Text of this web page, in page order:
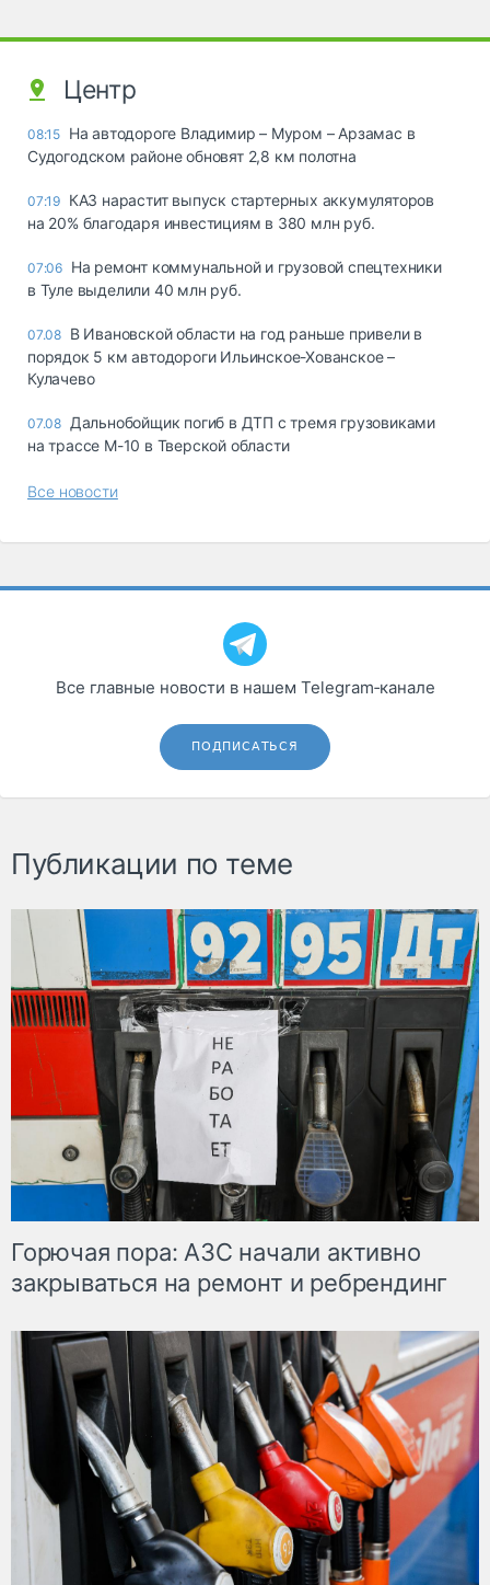
Центр
08:15 На автодороге Владимир – Муром – Арзамас в
Судогодском районе обновят 2,8 км полотна
07:19 КАЗ нарастит выпуск стартерных аккумуляторов
на 20% благодаря инвестициям в 380 млн руб.
07:06 На ремонт коммунальной и грузовой спецтехники
в Туле выделили 40 млн руб.
07.08 В Ивановской области на год раньше привели в
порядок 5 км автодороги Ильинское-Хованское –
Кулачево
07.08 Дальнобойщик погиб в ДТП с тремя грузовиками
на трассе М-10 в Тверской области
Все новости
Все главные новости в нашем Telegram‑канале
ПОДПИСАТЬСЯ
Публикации по теме
Горючая пора: АЗС начали активно
закрываться на ремонт и ребрендинг